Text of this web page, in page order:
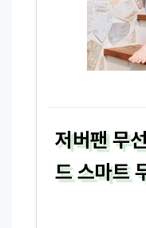
저버팬 무
드 스마트